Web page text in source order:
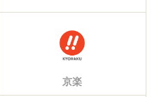
京楽